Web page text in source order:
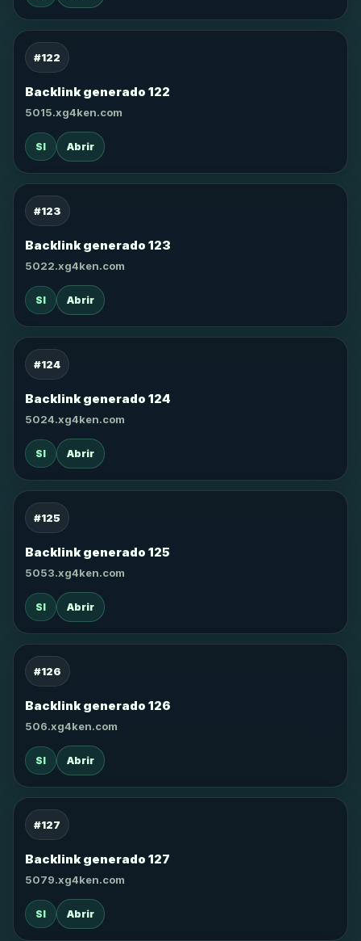
#122
Backlink generado 122
5015.xg4ken.com
SI Abrir
#123
Backlink generado 123
5022.xg4ken.com
SI Abrir
#124
Backlink generado 124
5024.xg4ken.com
SI Abrir
#125
Backlink generado 125
5053.xg4ken.com
SI Abrir
#126
Backlink generado 126
506.xg4ken.com
SI Abrir
#127
Backlink generado 127
5079.xg4ken.com
SI Abrir